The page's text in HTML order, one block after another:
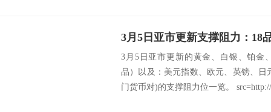
3月5日亚市更新的黄金、白银、铂金
品）以及：美元指数、欧元、英镑、
门货币对)的支撑阻力位一览。